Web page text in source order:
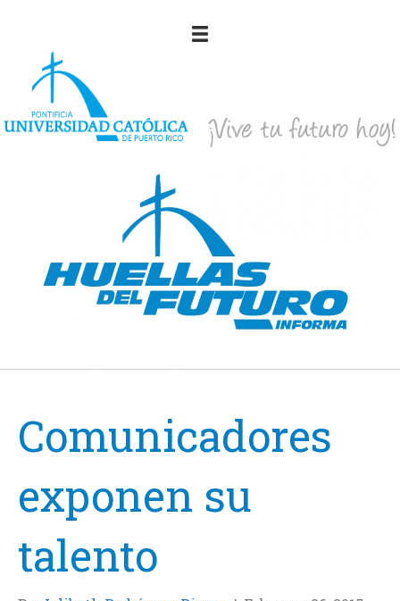
Comunicadores
exponen su
talento